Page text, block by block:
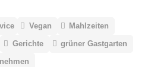
Vegan
Mahlzeiten
Gerichte
grüner Gastgarten